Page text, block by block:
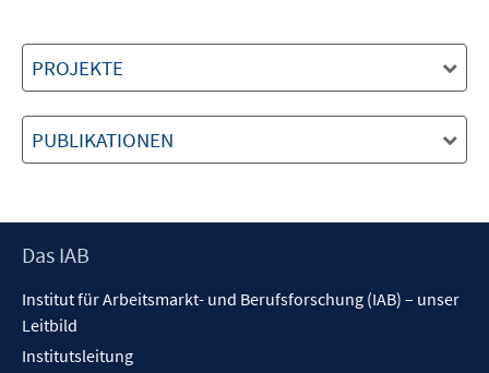
PROJEKTE
PUBLIKATIONEN
Footer
Das IAB
Institut für Arbeitsmarkt- und Berufsforschung (IAB) – unser
Leitbild
Institutsleitung